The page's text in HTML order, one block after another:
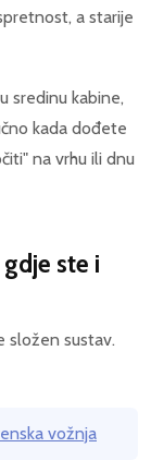
a starije
sredinu kabine,
kada dođete
na vrhu ili dnu
ste i
složen sustav.
vožnja